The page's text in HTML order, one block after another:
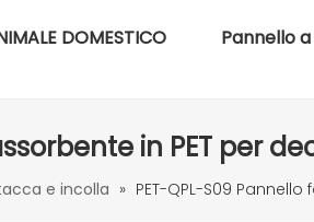
DOMESTICO Pannello
in PET per
e incolla » PET-QPL-S09